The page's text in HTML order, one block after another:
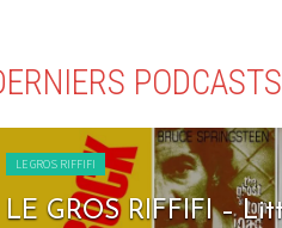
PODCASTS
– Littératurock !!!